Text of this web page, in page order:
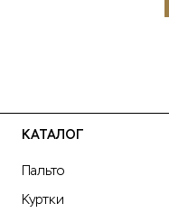
КАТАЛОГ
Пальто
Куртки